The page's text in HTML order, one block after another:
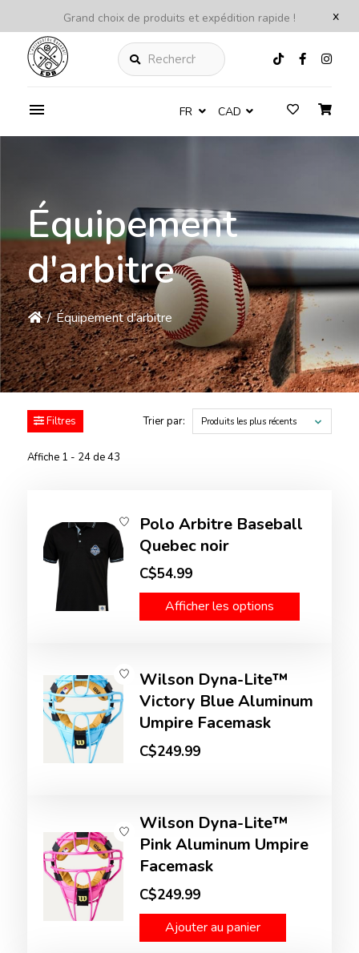
x
Grand choix de produits et expédition rapide !
Rechercher
FR CAD
Équipement
d'arbitre
/ Équipement d'arbitre
Filtres
Affiche 1 - 24 de 43
Trier par: Produits les plus récents
Polo Arbitre Baseball
Quebec noir
C$54.99
Afficher les options
Wilson Dyna-Lite™
Victory Blue Aluminum
Umpire Facemask
C$249.99
Wilson Dyna-Lite™
Pink Aluminum Umpire
Facemask
C$249.99
Ajouter au panier